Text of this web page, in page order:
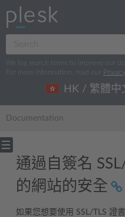
We log search terms to improve our
For more information, read our
HK / 繁體中
Documentation
通過自簽名
的網站的安全
如果您想要使用 SSL/TLS 證